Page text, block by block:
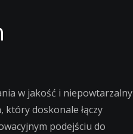
w jakość i niepowtarzalny
który doskonale łączy
podejściu do